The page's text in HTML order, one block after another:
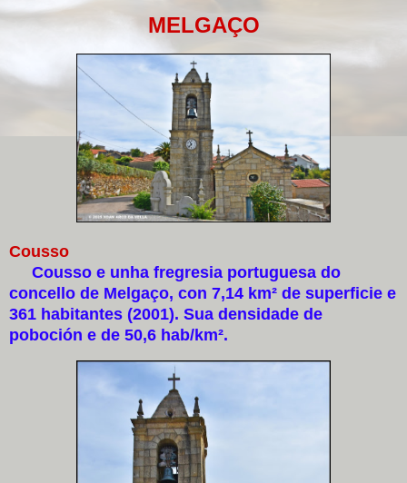
MELGAÇO
Cousso
Cousso e unha fregresia portuguesa do
concello de Melgaço, con 7,14 km² de superficie e
361 habitantes (2001). Sua densidade de
poboción e de 50,6 hab/km².